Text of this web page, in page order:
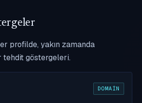
profilde, yakın zamanda
tehdit göstergeleri.
DOMAIN